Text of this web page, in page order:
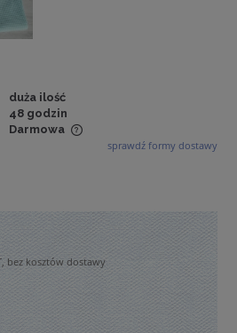
duża ilość
48 godzin
Darmowa
kosztów płatności
sprawdź formy dostawy
bez kosztów dostawy